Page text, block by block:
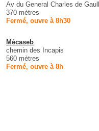
Av du General Charles de
370 mètres
Fermé, ouvre à 8h30
Mécaseb
chemin des Incapis
560 mètres
Fermé, ouvre à 8h